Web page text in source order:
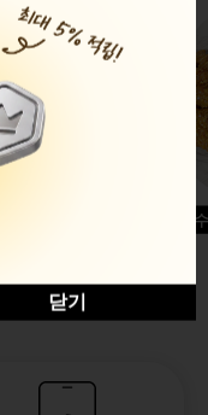
허니옥
닫기